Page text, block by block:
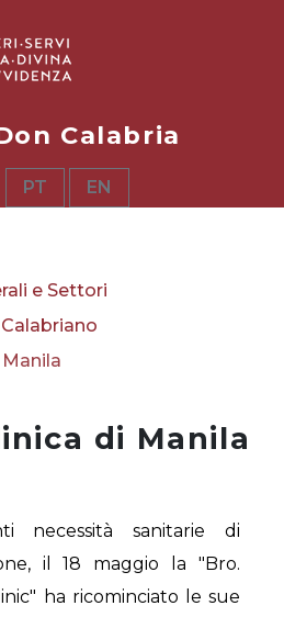
Calabria
PT EN
e Settori
di Manila
necessità sanitarie di
il 18 maggio la "Bro.
ha ricominciato le sue